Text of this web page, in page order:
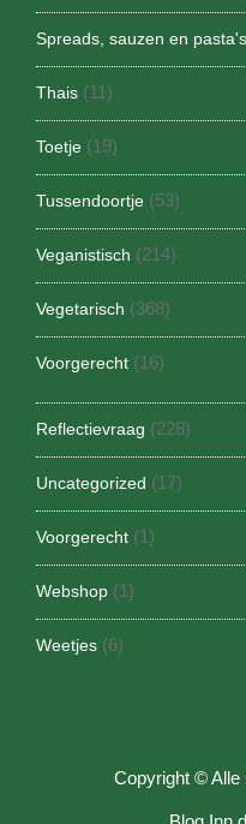
Spreads, sauzen en pasta's
Thais (11)
Toetje (19)
Tussendoortje (53)
Veganistisch (214)
Vegetarisch (368)
Voorgerecht (16)
Reflectievraag (228)
Uncategorized (17)
Voorgerecht (1)
Webshop (1)
Weetjes (6)
Copyright © Alle